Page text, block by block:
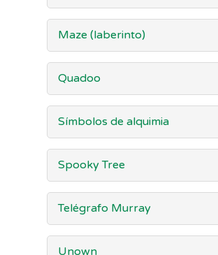
Maze (laberinto)
Quadoo
Símbolos de alquimia
Spooky Tree
Telégrafo Murray
Unown